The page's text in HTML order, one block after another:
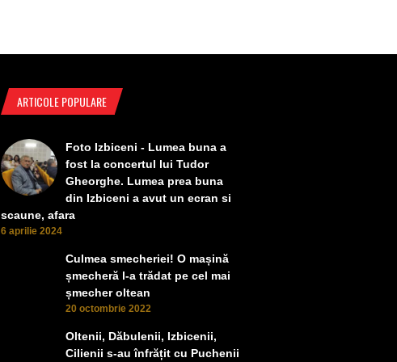
ARTICOLE POPULARE
Foto Izbiceni - Lumea buna a
fost la concertul lui Tudor
Gheorghe. Lumea prea buna
din Izbiceni a avut un ecran si
scaune, afara
6 aprilie 2024
Culmea smecheriei! O mașină
șmecheră l-a trădat pe cel mai
șmecher oltean
20 octombrie 2022
Oltenii, Dăbulenii, Izbicenii,
Cilienii s-au înfrățit cu Puchenii